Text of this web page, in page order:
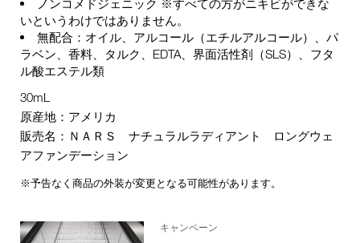
ノンコメドジェニック ※すべての方がニキビができな
いというわけではありません。
無配合：オイル、アルコール（エチルアルコール）、パ
ラベン、香料、タルク、EDTA、界面活性剤（SLS）、フタ
ル酸エステル類
30mL
原産地：アメリカ
販売名：ＮＡＲＳ ナチュラルラディアント ロングウェ
アファンデーション
※予告なく商品の外装が変更となる可能性があります。
キャンペーン